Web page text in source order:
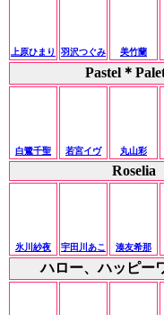
上原ひまり 羽沢つぐみ 美竹蘭
Pastel＊
白鷺千聖 若宮イヴ 丸山彩
Roselia
氷川紗夜 宇田川あこ 湊友希那
ハロー、ハッピー